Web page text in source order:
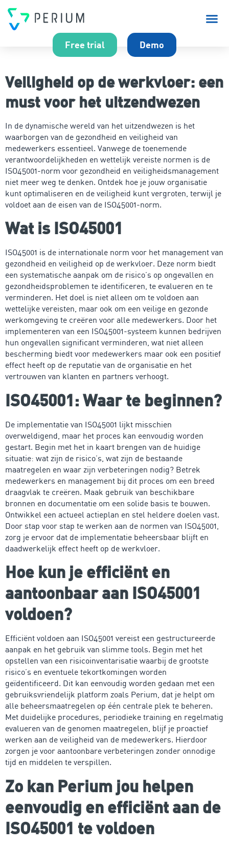
Free trial Demo
Veiligheid op de werkvloer: een
must voor het uitzendwezen
In de dynamische wereld van het uitzendwezen is het
waarborgen van de gezondheid en veiligheid van
medewerkers essentieel. Vanwege de toenemende
verantwoordelijkheden en wettelijk vereiste normen is de
ISO45001-norm voor gezondheid en veiligheidsmanagement
niet meer weg te denken. Ontdek hoe je jouw organisatie
kunt optimaliseren en de veiligheid kunt vergroten, terwijl je
voldoet aan de eisen van de ISO45001-norm.
Wat is ISO45001
ISO45001 is de internationale norm voor het management van
gezondheid en veiligheid op de werkvloer. Deze norm biedt
een systematische aanpak om de risico’s op ongevallen en
gezondheidsproblemen te identificeren, te evalueren en te
verminderen. Het doel is niet alleen om te voldoen aan
wettelijke vereisten, maar ook om een veilige en gezonde
werkomgeving te creëren voor alle medewerkers. Door het
implementeren van een ISO45001-systeem kunnen bedrijven
hun ongevallen significant verminderen, wat niet alleen
bescherming biedt voor medewerkers maar ook een positief
effect heeft op de reputatie van de organisatie en het
vertrouwen van klanten en partners verhoogt.
ISO45001: Waar te beginnen?
De implementatie van ISO45001 lijkt misschien
overweldigend, maar het proces kan eenvoudig worden
gestart. Begin met het in kaart brengen van de huidige
situatie: wat zijn de risico’s, wat zijn de bestaande
maatregelen en waar zijn verbeteringen nodig? Betrek
medewerkers en management bij dit proces om een breed
draagvlak te creëren. Maak gebruik van beschikbare
bronnen en documentatie om een solide basis te bouwen.
Ontwikkel een actueel actieplan en stel heldere doelen vast.
Door stap voor stap te werken aan de normen van ISO45001,
zorg je ervoor dat de implementatie beheersbaar blijft en
daadwerkelijk effect heeft op de werkvloer.
Hoe kun je efficiënt en
aantoonbaar aan ISO45001
voldoen?
Efficiënt voldoen aan ISO45001 vereist een gestructureerde
aanpak en het gebruik van slimme tools. Begin met het
opstellen van een risicoinventarisatie waarbij de grootste
risico’s en eventuele tekortkomingen worden
geïdentificeerd. Dit kan eenvoudig worden gedaan met een
gebruiksvriendelijk platform zoals Perium, dat je helpt om
alle beheersmaatregelen op één centrale plek te beheren.
Met duidelijke procedures, periodieke training en regelmatig
evalueren van de genomen maatregelen, blijf je proactief
werken aan de veiligheid van de medewerkers. Hierdoor
zorgen je voor aantoonbare verbeteringen zonder onnodige
tijd en middelen te verspillen.
Zo kan Perium jou helpen
eenvoudig en efficiënt aan de
ISO45001 te voldoen